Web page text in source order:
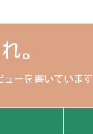
。
ューを書いています